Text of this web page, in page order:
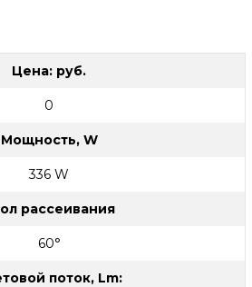
Цена: руб.
0
Мощность, W
336 W
рассеивания
60°
поток, Lm: